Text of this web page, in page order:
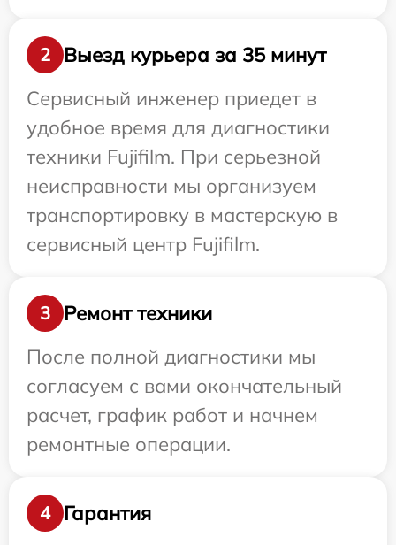
2
Выезд курьера за 35 минут
Сервисный инженер приедет в
удобное время для диагностики
техники Fujifilm. При серьезной
неисправности мы организуем
транспортировку в мастерскую в
сервисный центр Fujifilm.
3
Ремонт техники
После полной диагностики мы
согласуем с вами окончательный
расчет, график работ и начнем
ремонтные операции.
4
Гарантия